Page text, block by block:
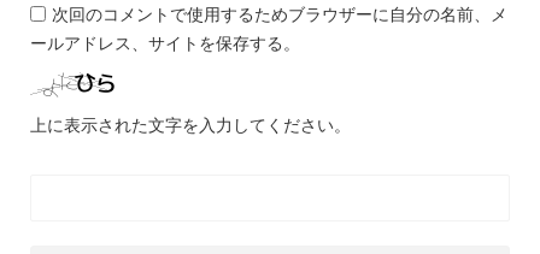
次回のコメントで使用するためブラウザーに自分の名前、メ
ールアドレス、サイトを保存する。
上に表示された文字を入力してください。